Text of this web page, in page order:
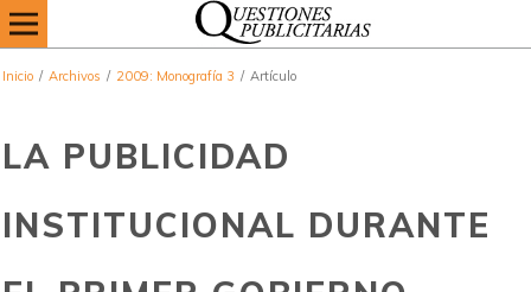
Inicio / Archivos / 2009: Monografía 3 / Artículo
LA PUBLICIDAD
INSTITUCIONAL DURANTE